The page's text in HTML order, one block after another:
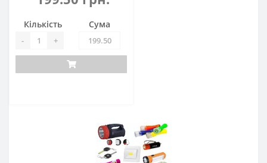
Кількість
- +
Сума